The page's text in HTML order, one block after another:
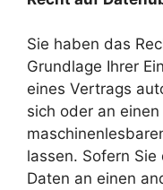
Sie haben das
Grundlage Ihrer
eines Vertrags
sich oder an
lassen. Sofern
Daten an einen